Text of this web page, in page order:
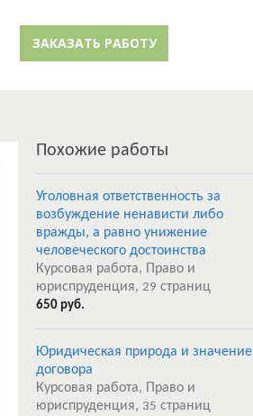
ЗАКАЗАТЬ РАБОТУ
Похожие работы
Уголовная ответственность за
возбуждение ненависти либо
вражды, а равно унижение
человеческого достоинства
Курсовая работа, Право и
юриспруденция, 29 страниц
650 руб.
Юридическая природа и значение
договора
Курсовая работа, Право и
юриспруденция, 35 страниц